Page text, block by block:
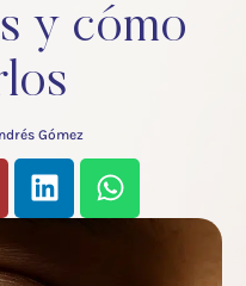
y cómo
Gómez